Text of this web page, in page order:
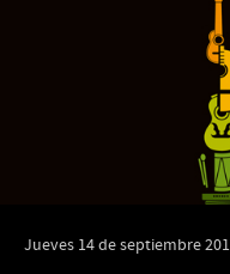
Jueves 14 de septiembre